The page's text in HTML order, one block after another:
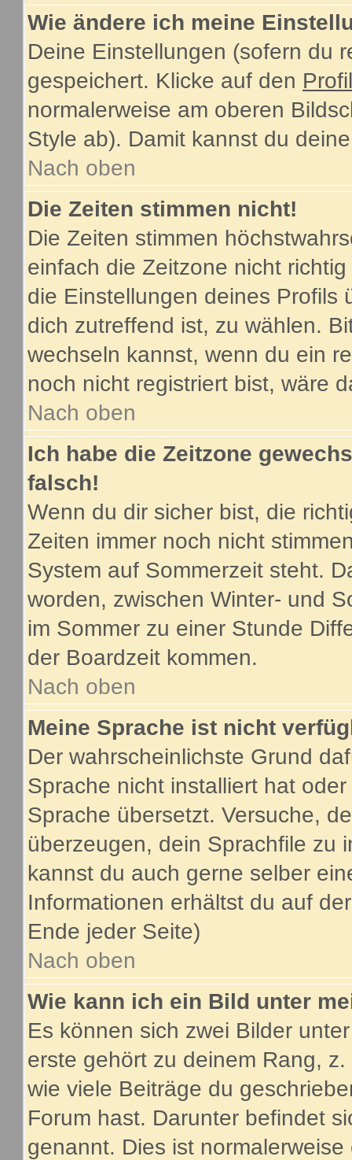
Wie ändere ich meine
Deine Einstellungen (sofern du
gespeichert. Klicke auf den Profil
normalerweise am oberen
Style ab). Damit kannst du
Nach oben
Die Zeiten stimmen nicht!
Die Zeiten stimmen
einfach die Zeitzone nicht
die Einstellungen deines Profils
dich zutreffend ist, zu wählen.
wechseln kannst, wenn du ein
noch nicht registriert bist, wäre
Nach oben
Ich habe die Zeitzone
falsch!
Wenn du dir sicher bist, die
Zeiten immer noch nicht
System auf Sommerzeit steht.
worden, zwischen Winter- und
im Sommer zu einer Stunde
der Boardzeit kommen.
Nach oben
Meine Sprache ist nicht
Der wahrscheinlichste Grund
Sprache nicht installiert hat
Sprache übersetzt. Versuche,
überzeugen, dein Sprachfile zu
kannst du auch gerne selber
Informationen erhältst du auf
Ende jeder Seite)
Nach oben
Wie kann ich ein Bild unter
Es können sich zwei Bilder
erste gehört zu deinem Rang,
wie viele Beiträge du
Forum hast. Darunter befindet
genannt. Dies ist